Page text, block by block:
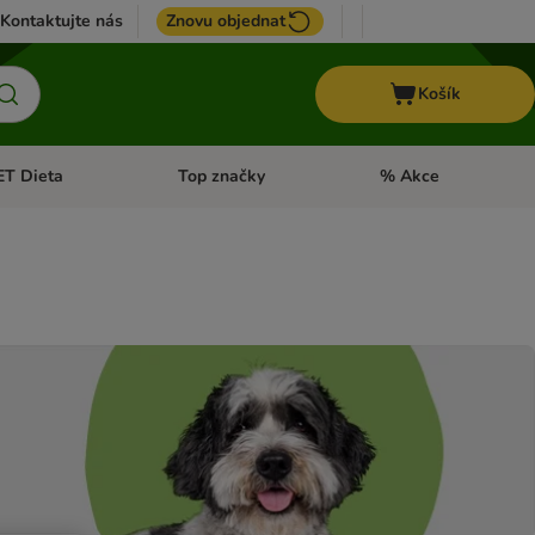
Kontaktujte nás Znovu objednat
Košík
menu: Koně
Dieta Otevřít menu: + VET Dieta
Top značky Otevřít menu: Top
% Akce